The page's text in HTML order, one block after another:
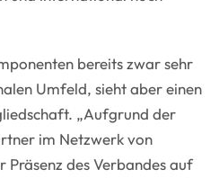
bereits zwar sehr
Umfeld, sieht aber einen
„Aufgrund der
im Netzwerk von
Präsenz des Verbandes auf